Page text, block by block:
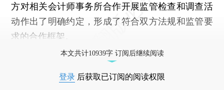
方对相关会计师事务所合作开展监管检查和调查活
动作出了明确约定，形成了符合双方法规和监管要
求的合作框架。
本文共计10939字 订阅后继续阅读
登录 后获取已订阅的阅读权限